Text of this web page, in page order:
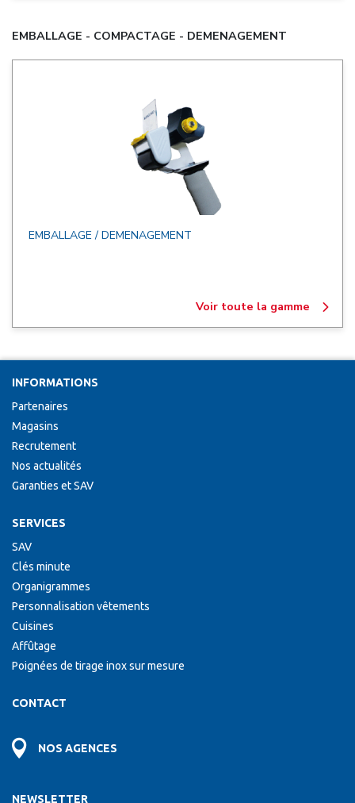
EMBALLAGE - COMPACTAGE - DEMENAGEMENT
EMBALLAGE / DEMENAGEMENT
Voir toute la gamme
INFORMATIONS
Partenaires
Magasins
Recrutement
Nos actualités
Garanties et SAV
SERVICES
SAV
Clés minute
Organigrammes
Personnalisation vêtements
Cuisines
Affûtage
Poignées de tirage inox sur mesure
CONTACT
NOS AGENCES
NEWSLETTER